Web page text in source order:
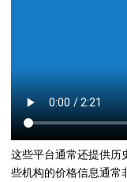
这些平台通常还提供历
些机构的价格信息通常